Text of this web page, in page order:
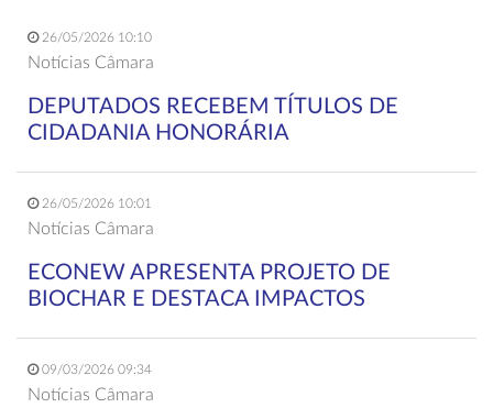
26/05/2026 10:10
Notícias Câmara
DEPUTADOS RECEBEM TÍTULOS DE
CIDADANIA HONORÁRIA
26/05/2026 10:01
Notícias Câmara
ECONEW APRESENTA PROJETO DE
BIOCHAR E DESTACA IMPACTOS
09/03/2026 09:34
Notícias Câmara